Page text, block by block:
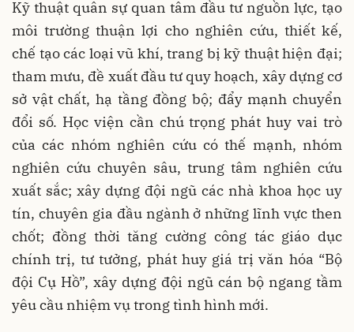
Kỹ thuật quân sự quan tâm đầu tư nguồn lực, tạo
môi trường thuận lợi cho nghiên cứu, thiết kế,
chế tạo các loại vũ khí, trang bị kỹ thuật hiện đại;
tham mưu, đề xuất đầu tư quy hoạch, xây dựng cơ
sở vật chất, hạ tầng đồng bộ; đẩy mạnh chuyển
đổi số. Học viện cần chú trọng phát huy vai trò
của các nhóm nghiên cứu có thế mạnh, nhóm
nghiên cứu chuyên sâu, trung tâm nghiên cứu
xuất sắc; xây dựng đội ngũ các nhà khoa học uy
tín, chuyên gia đầu ngành ở những lĩnh vực then
chốt; đồng thời tăng cường công tác giáo dục
chính trị, tư tưởng, phát huy giá trị văn hóa “Bộ
đội Cụ Hồ”, xây dựng đội ngũ cán bộ ngang tầm
yêu cầu nhiệm vụ trong tình hình mới.